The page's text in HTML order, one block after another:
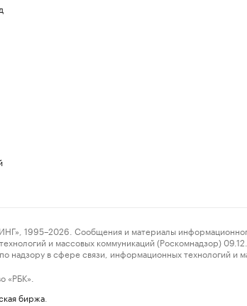
Сообщения и материалы информационного
и массовых коммуникаций (Роскомнадзор)
надзору в сфере связи, информационных технологий
«РБК».
биржа